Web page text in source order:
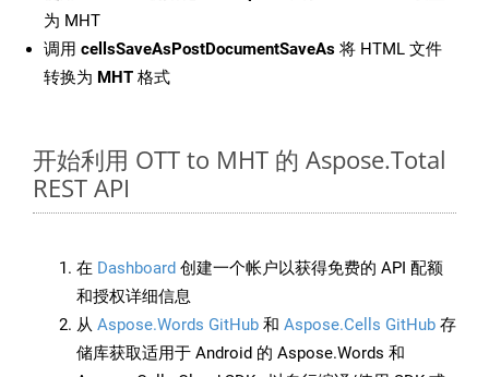
为 MHT
调用 cellsSaveAsPostDocumentSaveAs 将 HTML 文件
转换为 MHT 格式
开始利用 OTT to MHT 的 Aspose.Total
REST API
在 Dashboard 创建一个帐户以获得免费的 API 配额
和授权详细信息
从 Aspose.Words GitHub 和 Aspose.Cells GitHub 存
储库获取适用于 Android 的 Aspose.Words 和